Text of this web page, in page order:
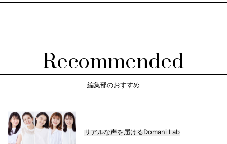
Recommended
編集部のおすすめ
リアルな声を届けるDomani Lab